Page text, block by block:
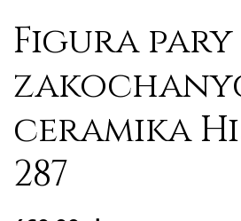
Figura pary
ceramika
287